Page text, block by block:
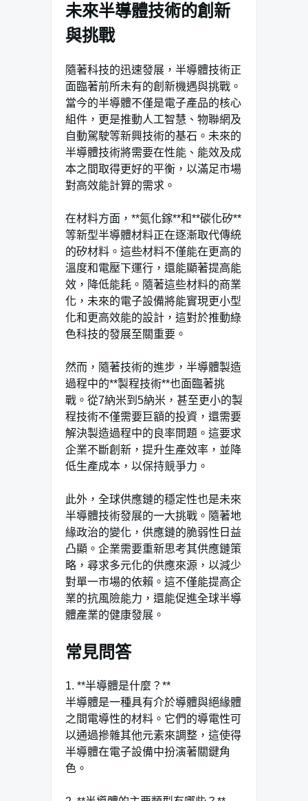
未來半導體技術的創新
與挑戰
隨著科技的迅速發展，半導體技術正
面臨著前所未有的創新機遇與挑戰。
當今的半導體不僅是電子產品的核心
組件，更是推動人工智慧、物聯網及
自動駕駛等新興技術的基石。未來的
半導體技術將需要在性能、能效及成
本之間取得更好的平衡，以滿足市場
對高效能計算的需求。
在材料方面，**氮化鎵**和**碳化矽**
等新型半導體材料正在逐漸取代傳統
的矽材料。這些材料不僅能在更高的
溫度和電壓下運行，還能顯著提高能
效，降低能耗。隨著這些材料的商業
化，未來的電子設備將能實現更小型
化和更高效能的設計，這對於推動綠
色科技的發展至關重要。
然而，隨著技術的進步，半導體製造
過程中的**製程技術**也面臨著挑
戰。從7納米到5納米，甚至更小的製
程技術不僅需要巨額的投資，還需要
解決製造過程中的良率問題。這要求
企業不斷創新，提升生產效率，並降
低生產成本，以保持競爭力。
此外，全球供應鏈的穩定性也是未來
半導體技術發展的一大挑戰。隨著地
緣政治的變化，供應鏈的脆弱性日益
凸顯。企業需要重新思考其供應鏈策
略，尋求多元化的供應來源，以減少
對單一市場的依賴。這不僅能提高企
業的抗風險能力，還能促進全球半導
體產業的健康發展。
常見問答
1. **半導體是什麼？**
半導體是一種具有介於導體與絕緣體
之間電導性的材料。它們的導電性可
以通過摻雜其他元素來調整，這使得
半導體在電子設備中扮演著關鍵角
色。